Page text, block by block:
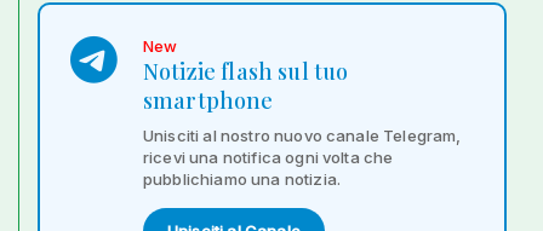
New
Notizie flash sul tuo
smartphone
Unisciti al nostro nuovo canale Telegram,
ricevi una notifica ogni volta che
pubblichiamo una notizia.